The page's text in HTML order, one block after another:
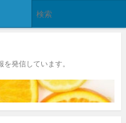
発信しています。